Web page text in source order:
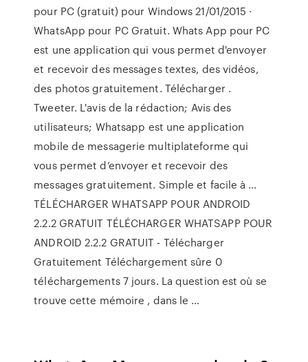
pour PC (gratuit) pour Windows 21/01/2015 ·
WhatsApp pour PC Gratuit. Whats App pour PC
est une application qui vous permet d'envoyer
et recevoir des messages textes, des vidéos,
des photos gratuitement. Télécharger .
Tweeter. L'avis de la rédaction; Avis des
utilisateurs; Whatsapp est une application
mobile de messagerie multiplateforme qui
vous permet d’envoyer et recevoir des
messages gratuitement. Simple et facile à …
TÉLÉCHARGER WHATSAPP POUR ANDROID
2.2.2 GRATUIT TÉLÉCHARGER WHATSAPP POUR
ANDROID 2.2.2 GRATUIT - Télécharger
Gratuitement Téléchargement sûre 0
téléchargements 7 jours. La question est où se
trouve cette mémoire , dans le …